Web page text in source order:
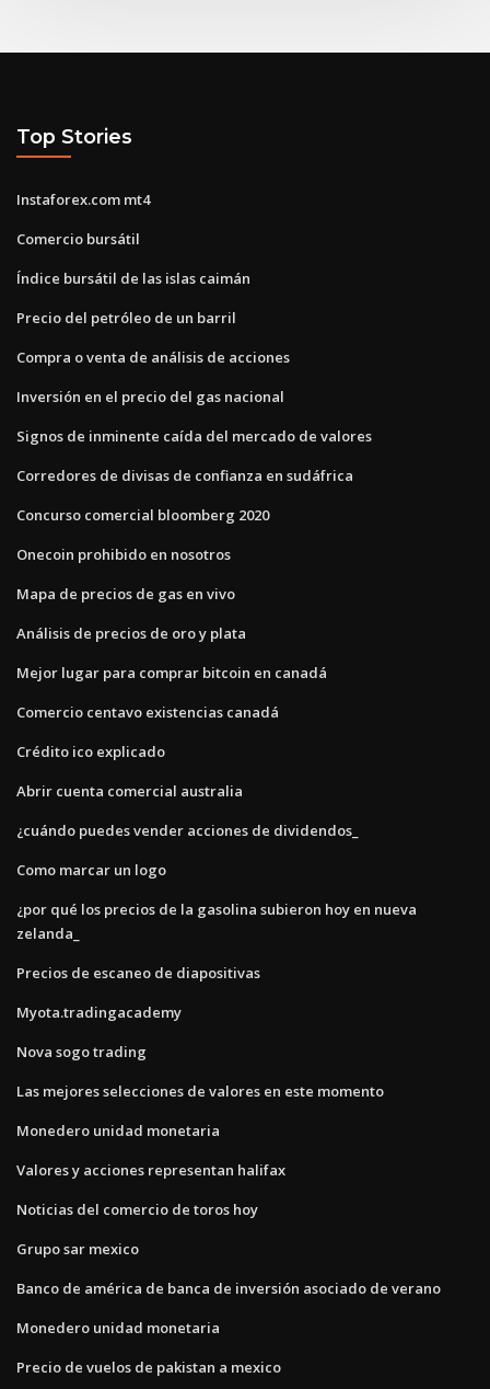
Top Stories
Instaforex.com mt4
Comercio bursátil
Índice bursátil de las islas caimán
Precio del petróleo de un barril
Compra o venta de análisis de acciones
Inversión en el precio del gas nacional
Signos de inminente caída del mercado de valores
Corredores de divisas de confianza en sudáfrica
Concurso comercial bloomberg 2020
Onecoin prohibido en nosotros
Mapa de precios de gas en vivo
Análisis de precios de oro y plata
Mejor lugar para comprar bitcoin en canadá
Comercio centavo existencias canadá
Crédito ico explicado
Abrir cuenta comercial australia
¿cuándo puedes vender acciones de dividendos_
Como marcar un logo
¿por qué los precios de la gasolina subieron hoy en nueva
zelanda_
Precios de escaneo de diapositivas
Myota.tradingacademy
Nova sogo trading
Las mejores selecciones de valores en este momento
Monedero unidad monetaria
Valores y acciones representan halifax
Noticias del comercio de toros hoy
Grupo sar mexico
Banco de américa de banca de inversión asociado de verano
Monedero unidad monetaria
Precio de vuelos de pakistan a mexico